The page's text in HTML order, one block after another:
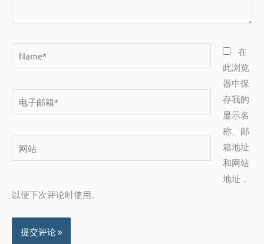
Name*
子
箱
*
网
站
在
此浏览
器中保
存我的
显示名
称、邮
箱地址
和网站
地址，
以便下次评论时使用。